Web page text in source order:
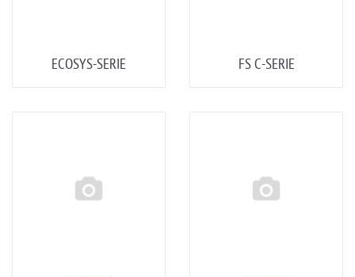
ECOSYS-SERIE FS C-SERIE